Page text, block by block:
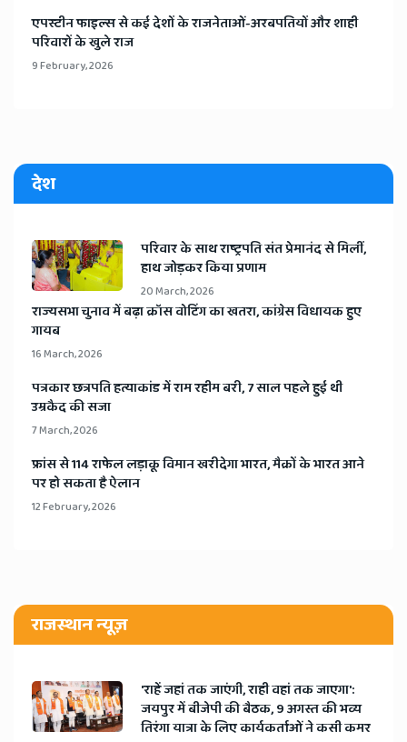
​एपस्टीन फाइल्स से कई देशों के राजनेताओं-अरबपतियों और शाही
परिवारों के खुले राज
9 February, 2026
देश
​परिवार के साथ राष्ट्रपति संत प्रेमानंद से मिलीं,
हाथ जोड़कर किया प्रणाम
20 March, 2026
​राज्यसभा चुनाव में बढ़ा क्रॉस वोटिंग का खतरा, कांग्रेस विधायक हुए
गायब
16 March, 2026
​पत्रकार छत्रपति हत्याकांड में राम रहीम बरी, 7 साल पहले हुई थी
उम्रकैद की सजा
7 March, 2026
​फ्रांस से 114 राफेल लड़ाकू विमान खरीदेगा भारत, मैक्रों के भारत आने
पर हो सकता है ऐलान
12 February, 2026
राजस्थान न्यूज़
'राहें जहां तक जाएंगी, राही वहां तक जाएगा':
जयपुर में बीजेपी की बैठक, 9 अगस्त की भव्य
तिरंगा यात्रा के लिए कार्यकर्ताओं ने कसी कमर